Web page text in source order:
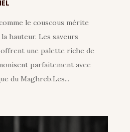
le couscous mérite
hauteur. Les saveurs
une palette riche de
parfaitement avec
du Maghreb.Les...